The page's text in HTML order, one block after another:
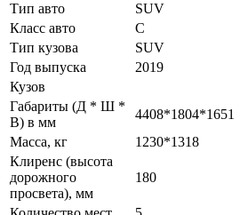
Тип авто
SUV
Класс авто
C
Тип кузова
SUV
Год выпуска
2019
Кузов
Габариты (Д * Ш *
В) в мм
4408*1804*1651
Масса, кг
1230*1318
Клиренс (высота
дорожного
просвета), мм
180